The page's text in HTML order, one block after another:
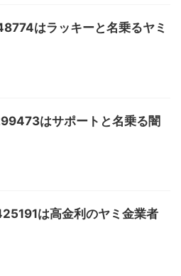
はラッキーと名乗るヤミ
はサポートと名乗る闇
は高金利のヤミ金業者